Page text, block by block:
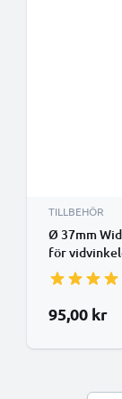
TILLBEHÖR
Ø 37mm
för
filtergänga
CELLONIC
95,00 kr